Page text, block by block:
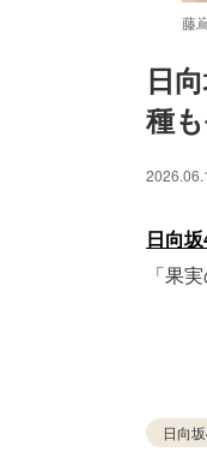
藤
日
種
日向
「果
日向